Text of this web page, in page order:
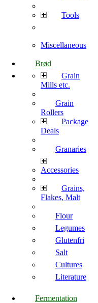
Tools
Miscellaneous
Brød
Grain
Mills etc.
Grain
Rollers
Package
Deals
Granaries
Accessories
Grains,
Flakes, Malt
Flour
Legumes
Glutenfri
Salt
Cultures
Literature
Fermentation